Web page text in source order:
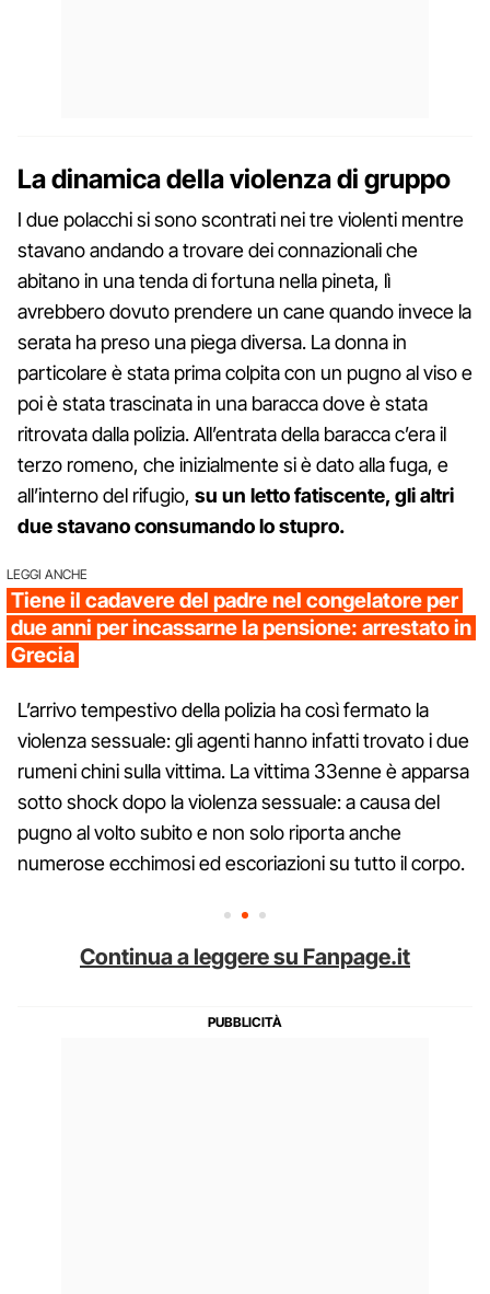
La dinamica della violenza di gruppo
I due polacchi si sono scontrati nei tre violenti mentre
stavano andando a trovare dei connazionali che
abitano in una tenda di fortuna nella pineta, lì
avrebbero dovuto prendere un cane quando invece la
serata ha preso una piega diversa. La donna in
particolare è stata prima colpita con un pugno al viso e
poi è stata trascinata in una baracca dove è stata
ritrovata dalla polizia. All’entrata della baracca c’era il
terzo romeno, che inizialmente si è dato alla fuga, e
all’interno del rifugio, su un letto fatiscente, gli altri
due stavano consumando lo stupro.
LEGGI ANCHE
Tiene il cadavere del padre nel congelatore per
due anni per incassarne la pensione: arrestato in
Grecia
L’arrivo tempestivo della polizia ha così fermato la
violenza sessuale: gli agenti hanno infatti trovato i due
rumeni chini sulla vittima. La vittima 33enne è apparsa
sotto shock dopo la violenza sessuale: a causa del
pugno al volto subito e non solo riporta anche
numerose ecchimosi ed escoriazioni su tutto il corpo.
Continua a leggere su Fanpage.it